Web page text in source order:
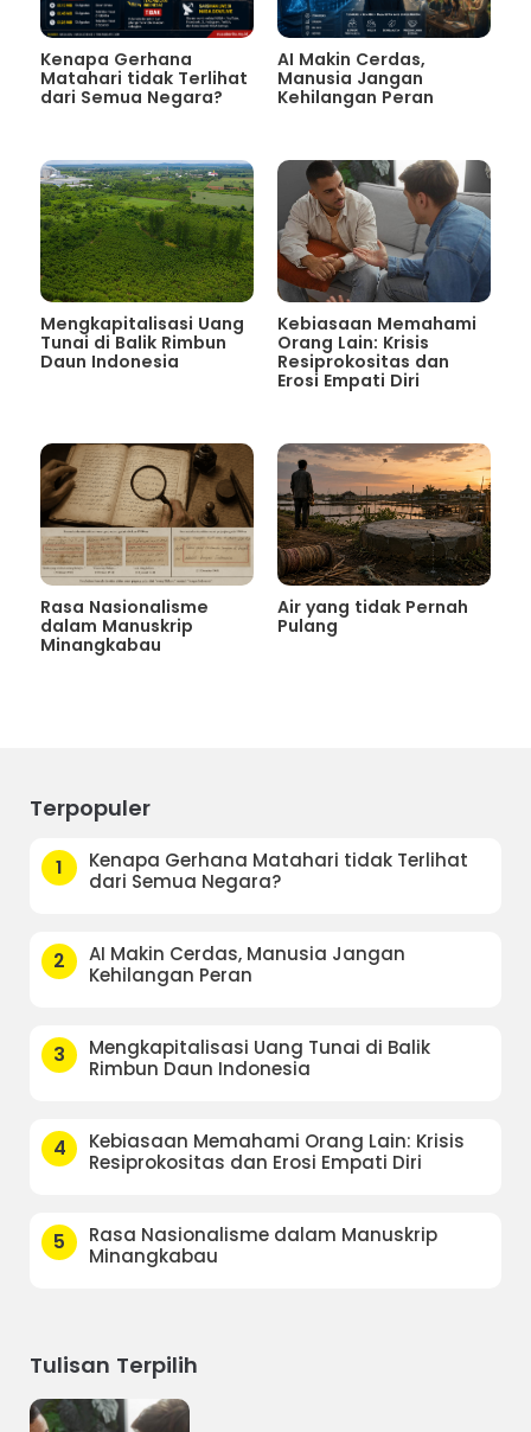
Kenapa Gerhana
Matahari tidak Terlihat
dari Semua Negara?
AI Makin Cerdas,
Manusia Jangan
Kehilangan Peran
Mengkapitalisasi Uang
Tunai di Balik Rimbun
Daun Indonesia
Kebiasaan Memahami
Orang Lain: Krisis
Resiprokositas dan
Erosi Empati Diri
Rasa Nasionalisme
dalam Manuskrip
Minangkabau
Air yang tidak Pernah
Pulang
Terpopuler
1
Kenapa Gerhana Matahari tidak Terlihat
dari Semua Negara?
2
AI Makin Cerdas, Manusia Jangan
Kehilangan Peran
3
Mengkapitalisasi Uang Tunai di Balik
Rimbun Daun Indonesia
4
Kebiasaan Memahami Orang Lain: Krisis
Resiprokositas dan Erosi Empati Diri
5
Rasa Nasionalisme dalam Manuskrip
Minangkabau
Tulisan Terpilih